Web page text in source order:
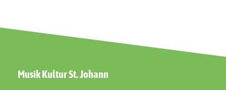
Musik Kultur St. Johann